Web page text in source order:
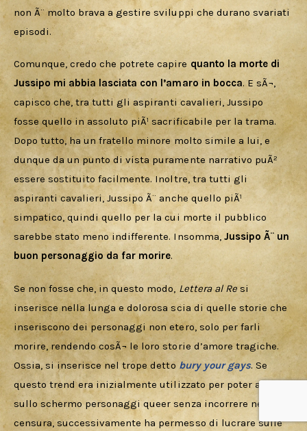
non Ã¨ molto brava a gestire sviluppi che durano svariati
episodi.
Comunque, credo che potrete capire quanto la morte di
Jussipo mi abbia lasciata con l’amaro in bocca. E sÃ¬,
capisco che, tra tutti gli aspiranti cavalieri, Jussipo
fosse quello in assoluto piÃ¹ sacrificabile per la trama.
Dopo tutto, ha un fratello minore molto simile a lui, e
dunque da un punto di vista puramente narrativo puÃ²
essere sostituito facilmente. Inoltre, tra tutti gli
aspiranti cavalieri, Jussipo Ã¨ anche quello piÃ¹
simpatico, quindi quello per la cui morte il pubblico
sarebbe stato meno indifferente. Insomma, Jussipo Ã¨ un
buon personaggio da far morire.
Se non fosse che, in questo modo, Lettera al Re si
inserisce nella lunga e dolorosa scia di quelle storie che
inseriscono dei personaggi non etero, solo per farli
morire, rendendo cosÃ¬ le loro storie d’amore tragiche.
Ossia, si inserisce nel trope detto bury your gays. Se
questo trend era inizialmente utilizzato per poter avere
sullo schermo personaggi queer senza incorrere nella
censura, successivamente ha permesso di lucrare sulle